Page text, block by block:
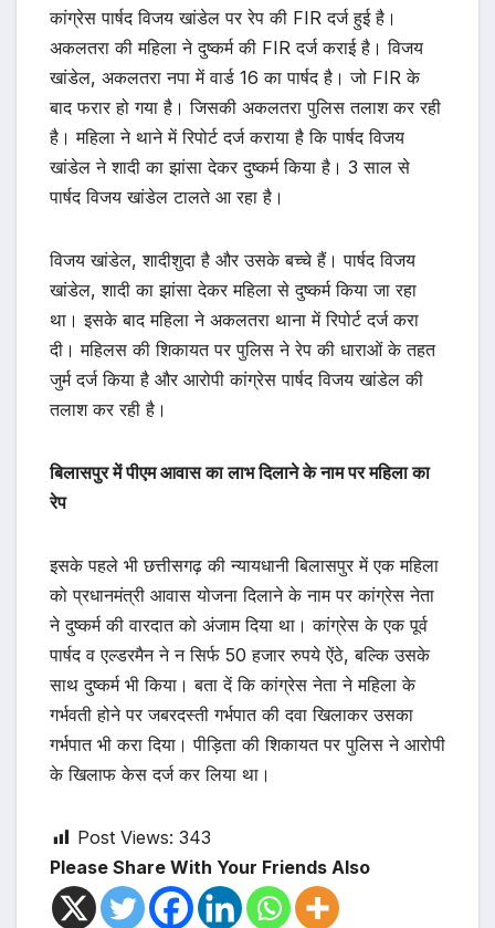
कांग्रेस पार्षद विजय खांडेल पर रेप की FIR दर्ज हुई है।
अकलतरा की महिला ने दुष्कर्म की FIR दर्ज कराई है। विजय
खांडेल, अकलतरा नपा में वार्ड 16 का पार्षद है। जो FIR के
बाद फरार हो गया है। जिसकी अकलतरा पुलिस तलाश कर रही
है। महिला ने थाने में रिपोर्ट दर्ज कराया है कि पार्षद विजय
खांडेल ने शादी का झांसा देकर दुष्कर्म किया है। 3 साल से
पार्षद विजय खांडेल टालते आ रहा है।
विजय खांडेल, शादीशुदा है और उसके बच्चे हैं। पार्षद विजय
खांडेल, शादी का झांसा देकर महिला से दुष्कर्म किया जा रहा
था। इसके बाद महिला ने अकलतरा थाना में रिपोर्ट दर्ज करा
दी। महिलस की शिकायत पर पुलिस ने रेप की धाराओं के तहत
जुर्म दर्ज किया है और आरोपी कांग्रेस पार्षद विजय खांडेल की
तलाश कर रही है।
बिलासपुर में पीएम आवास का लाभ दिलाने के नाम पर महिला का
रेप
इसके पहले भी छत्तीसगढ़ की न्यायधानी बिलासपुर में एक महिला
को प्रधानमंत्री आवास योजना दिलाने के नाम पर कांग्रेस नेता
ने दुष्कर्म की वारदात को अंजाम दिया था। कांग्रेस के एक पूर्व
पार्षद व एल्डरमैन ने न सिर्फ 50 हजार रुपये ऐंठे, बल्कि उसके
साथ दुष्कर्म भी किया। बता दें कि कांग्रेस नेता ने महिला के
गर्भवती होने पर जबरदस्ती गर्भपात की दवा खिलाकर उसका
गर्भपात भी करा दिया। पीड़िता की शिकायत पर पुलिस ने आरोपी
के खिलाफ केस दर्ज कर लिया था।
Post Views: 343
Please Share With Your Friends Also